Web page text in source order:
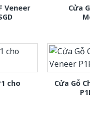
Veneer
Cửa
cho
Cửa Gỗ